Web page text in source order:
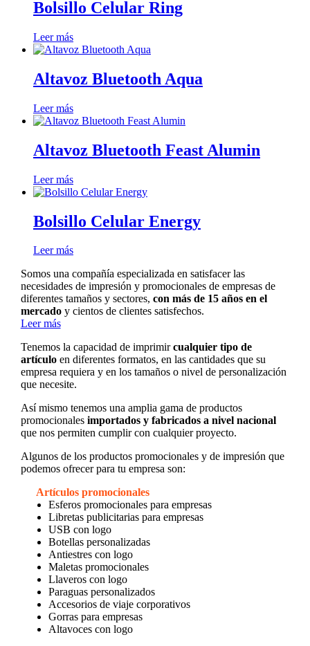
Bolsillo Celular Ring
Leer más
Altavoz Bluetooth Aqua
Leer más
Altavoz Bluetooth Feast Alumin
Leer más
Bolsillo Celular Energy
Leer más
Somos una compañía especializada en satisfacer las
necesidades de impresión y promocionales de empresas de
diferentes tamaños y sectores, con más de 15 años en el
mercadoy cientos de clientes satisfechos.
Leer más
Tenemos la capacidad de imprimircualquier tipo de
artículoen diferentes formatos, en las cantidades que su
empresa requiera y en los tamaños o nivel de personalización
que necesite.
Así mismo tenemos una amplia gama de productos
promocionales importados y fabricados a nivel nacional
que nos permiten cumplir con cualquier proyecto.
Algunos de los productos promocionales y de impresión que
podemos ofrecer para tu empresa son:
Artículos promocionales
Esferos promocionales para empresas
Libretas publicitarias para empresas
USB con logo
Botellas personalizadas
Antiestres con logo
Maletas promocionales
Llaveros con logo
Paraguas personalizados
Accesorios de viaje corporativos
Gorras para empresas
Altavoces con logo